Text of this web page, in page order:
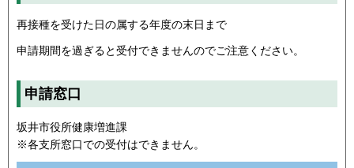
再接種を受けた日の属する年度の末日まで
申請期間を過ぎると受付できませんのでご注意ください。
申請窓口
坂井市役所健康増進課
※各支所窓口での受付はできません。